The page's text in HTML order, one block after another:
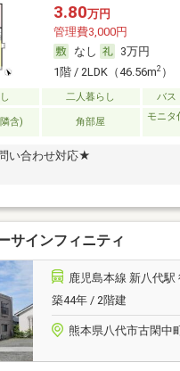
3.80万円
管理費3,000円
なし
3万円
1階 / 2LDK（46.56m2）
二人暮らし バス
含) 角部屋
モニタ
い合わせ対応★
サインフィニティ
鹿児島本線 新八代駅
築44年 / 2階建
熊本県八代市古閑中